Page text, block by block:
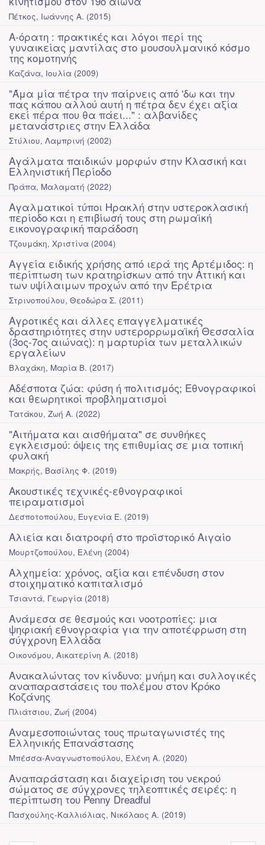
Πέτκος, Ιωάννης Α. (2015)
Α-όρατη : πρακτικές και λόγοι περί της
γυναικείας μαντίλας στο μουσουλμανικό κόσμο
της κομοτηνής
Καζάνα, Ιουλία (2009)
"Άμα μία πέτρα την παίρνεις από 'δω και την
πας κάπου αλλού αυτή η πέτρα δεν έχει αξία
εκεί πέρα που θα πάει..." : αλβανίδες
μετανάστριες στην Ελλάδα
Στύλιου, Λαμπρινή (2002)
Αγάλματα παιδικών μορφών στην Κλασική και
Ελληνιστική Περίοδο
Πράπα, Μαλαματή (2022)
Αγαλματικοί τύποι Ηρακλή στην υστεροκλασική
περίοδο και η επιβίωσή τους στη ρωμαϊκή
εικονογραφική παράδοση
Τζουμάκη, Χριστίνα (2004)
Αγγεία ειδικής χρήσης από ιερά της Αρτέμιδος: η
περίπτωση των κρατηρίσκων από την Αττική και
των υψίλαιμων προχών από την Ερέτρια
Στρινοπούλου, Θεοδώρα Σ. (2011)
Αγροτικές και άλλες επαγγελματικές
δραστηριότητες στην υστερορρωμαϊκή Θεσσαλία
(3ος-7ος αιώνας): η μαρτυρία των μεταλλικών
εργαλείων
Βλαχάκη, Μαρία Β. (2017)
Αδέσποτα ζώα: φύση ή πολιτισμός; Εθνογραφικοί
και θεωρητικοί προβληματισμοί
Τατάκου, Ζωή Α. (2022)
"Αιτήματα και αισθήματα" σε συνθήκες
εγκλεισμού: όψεις της επιθυμίας σε μια τοπική
φυλακή
Μακρής, Βασίλης Φ. (2019)
Ακουστικές τεχνικές-εθνογραφικοί
πειραματισμοί
Δεσποτοπούλου, Ευγενία Ε. (2019)
Αλιεία και διατροφή στο προϊστορικό Αιγαίο
Μουρτζοπούλου, Ελένη (2004)
Αλχημεία: χρόνος, αξία και επένδυση στον
στοιχηματικό καπιταλισμό
Τσιαντά, Γεωργία (2018)
Ανάμεσα σε θεσμούς και νοοτροπίες: μια
ψηφιακή εθνογραφία για την αποτέφρωση στη
σύγχρονη Ελλάδα
Οικονόμου, Αικατερίνη Α. (2018)
Ανακαλώντας τον κίνδυνο: μνήμη και συλλογικές
αναπαραστάσεις του πολέμου στον Κρόκο
Κοζάνης
Πλιάτσιου, Ζωή (2004)
Αναμεσοποιώντας τους πρωταγωνιστές της
Ελληνικής Επανάστασης
Μπέσσα-Αναγνωστοπούλου, Ελένη Α. (2020)
Αναπαράσταση και διαχείριση του νεκρού
σώματος σε σύγχρονες τηλεοπτικές σειρές: η
περίπτωση του Penny Dreadful
Πασχούλης-Καλλιόλιας, Νικόλαος Α. (2019)